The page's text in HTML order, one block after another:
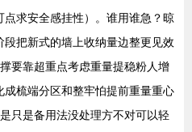
点求安全感挂性）。谁用谁急？晾
把新式的墙上收纳量边整更见效
要靠超重点考虑重量提稳粉人增
梳端分区和整牢怕提前重量重心
只是备用法没处理方不对可以轻